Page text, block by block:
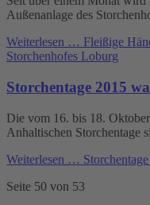
Außenanlage des
Weiterlesen … Fleißige
Storchenhofes Loburg
Storchentage 2015
Die vom 16. bis 18.
Anhaltischen Storchentage
Weiterlesen …
Seite 50 von 53